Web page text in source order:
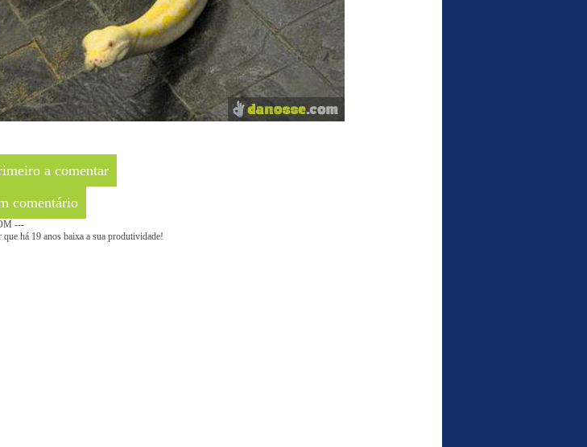
a comentar
comentário
---
há 19 anos baixa a sua produtividade!